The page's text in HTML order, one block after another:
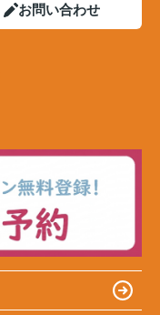
お問い合わせ